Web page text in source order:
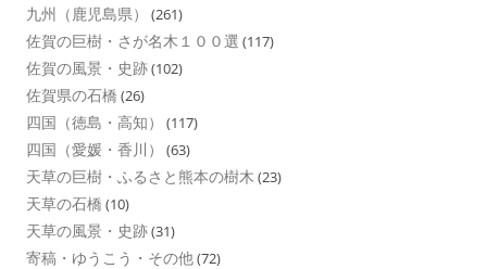
九州（鹿児島県） (261)
佐賀の巨樹・さが名木１００選 (117)
佐賀の風景・史跡(102)
佐賀県の石橋 (26)
四国（徳島・高知） (117)
四国（愛媛・香川） (63)
天草の巨樹・ふるさと熊本の樹木 (23)
天草の石橋 (10)
天草の風景・史跡(31)
寄稿・ゆうこう・その他(72)